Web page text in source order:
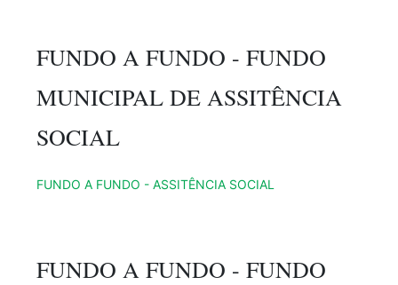
FUNDO A FUNDO - FUNDO
MUNICIPAL DE ASSITÊNCIA
SOCIAL
FUNDO A FUNDO - ASSITÊNCIA SOCIAL
FUNDO A FUNDO - FUNDO